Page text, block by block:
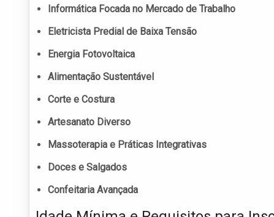
Informática Focada no Mercado de Trabalho
Eletricista Predial de Baixa Tensão
Energia Fotovoltaica
Alimentação Sustentável
Corte e Costura
Artesanato Diverso
Massoterapia e Práticas Integrativas
Doces e Salgados
Confeitaria Avançada